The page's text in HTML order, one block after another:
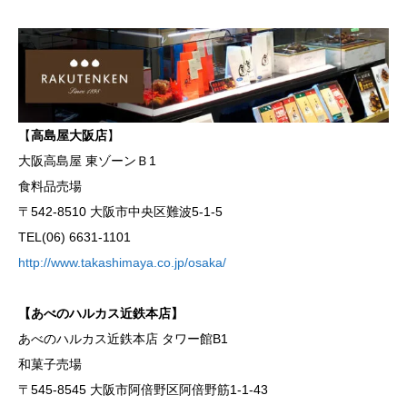
【高島屋大阪店】
大阪高島屋 東ゾーンＢ1
食料品売場
〒542-8510 大阪市中央区難波5-1-5
TEL(06) 6631-1101
http://www.takashimaya.co.jp/osaka/
【あべのハルカス近鉄本店】
あべのハルカス近鉄本店 タワー館B1
和菓子売場
〒545-8545 大阪市阿倍野区阿倍野筋1-1-43